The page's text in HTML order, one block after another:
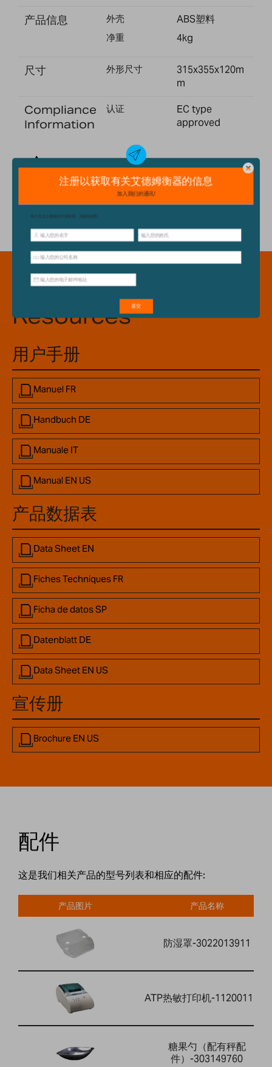
产品信息 外壳 ABS塑料
净重 4kg
尺寸 外形尺寸
315x355x120m
m
Compliance
Information
认证
EC type
approved
WARNING: California Residents -
Downloadable
Resources
宣传册
Brochure EN US
用户手册
Manuel FR
Handbuch DE
Manuale IT
Manual EN US
产品数据表
Data Sheet EN
Fiches Techniques FR
Ficha de datos SP
Datenblatt DE
Data Sheet EN US
配件
这是我们相关产品的型号列表和相应的配件:
产品图片 产品名称
防湿罩-3022013911
ATP热敏打印机-1120011156
糖果勺（配有秤配
件）-303149760